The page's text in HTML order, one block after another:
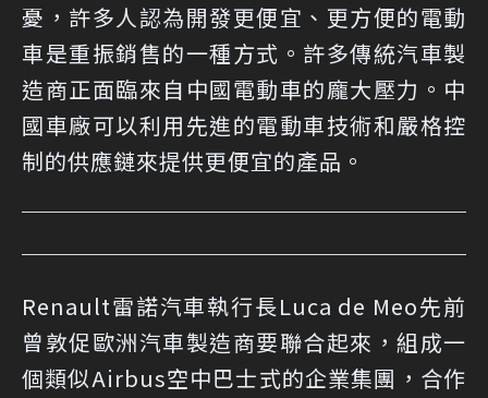
憂，許多人認為開發更便宜、更方便的電動
車是重振銷售的一種方式。許多傳統汽車製
造商正面臨來自中國電動車的龐大壓力。中
國車廠可以利用先進的電動車技術和嚴格控
制的供應鏈來提供更便宜的產品。
Renault雷諾汽車執行長Luca de Meo先前
曾敦促歐洲汽車製造商要聯合起來，組成一
個類似Airbus空中巴士式的企業集團，合作